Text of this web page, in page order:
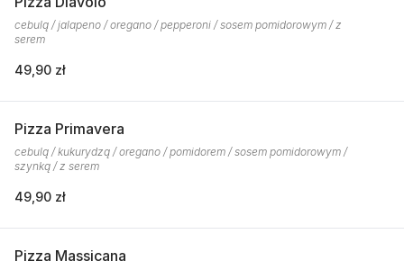
cebulą / jalapeno / oregano / pepperoni / sosem pomidorowym / z
serem
49,90 zł
Pizza Primavera
cebulą / kukurydzą / oregano / pomidorem / sosem pomidorowym /
szynką / z serem
49,90 zł
Pizza Massicana